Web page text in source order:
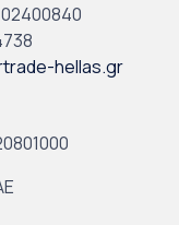
hellas.gr